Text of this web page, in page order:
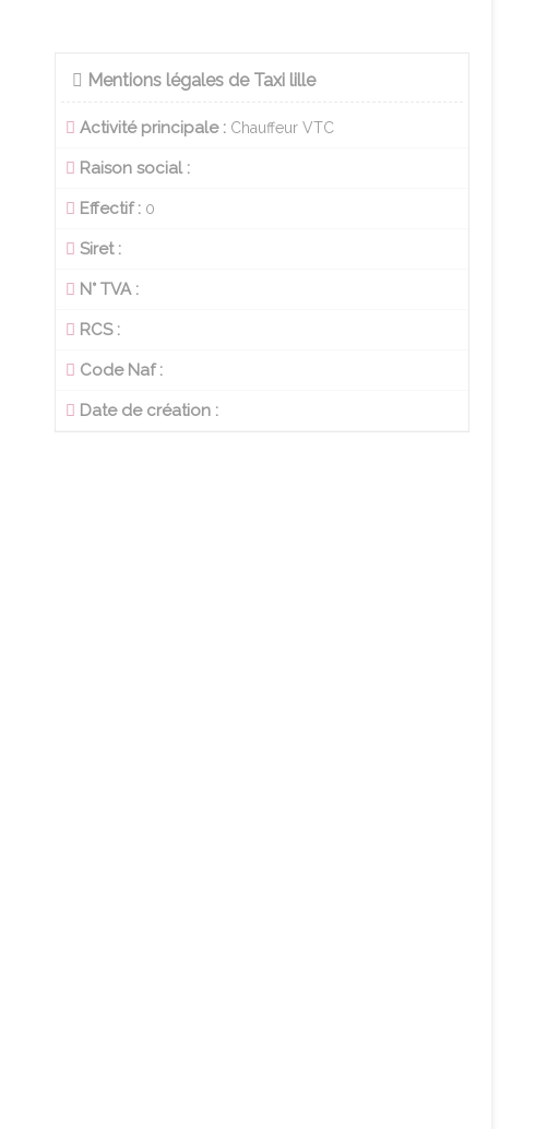
Mentions légales de Taxi lille
Activité principale : Chauffeur VTC
Raison social :
Effectif : 0
Siret :
N° TVA :
RCS :
Code Naf :
Date de création :